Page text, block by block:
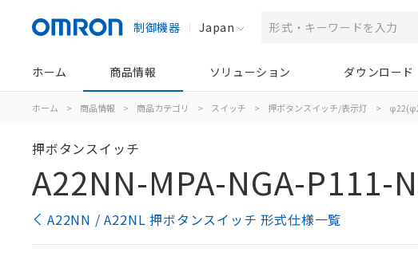
制御機器 Japan
ホーム 商品情報 ソリューション ダウンロード
ホーム > 商品情報 > 商品カテゴリ > スイッチ > 押ボタンスイッチ/表示灯 >
押ボタンスイッチ
A22NN-MPA-NGA-P111-
A22NN / A22NL 押ボタンスイッチ 形式仕様一覧